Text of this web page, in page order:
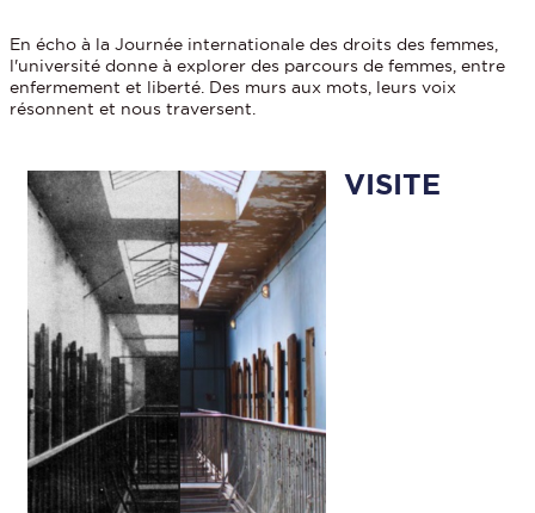
En écho à la Journée internationale des droits des femmes,
l'université donne à explorer des parcours de femmes, entre
enfermement et liberté. Des murs aux mots, leurs voix
résonnent et nous traversent.
VISITE